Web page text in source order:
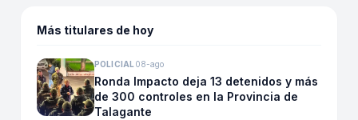
Más titulares de hoy
POLICIAL 08-ago
Ronda Impacto deja 13 detenidos y más
de 300 controles en la Provincia de
Talagante